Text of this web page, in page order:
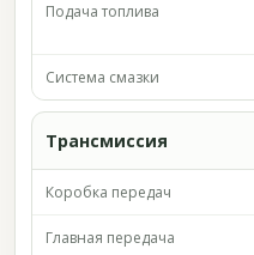
Подача топлива
Система смазки
Трансмиссия
Коробка передач
Главная передача